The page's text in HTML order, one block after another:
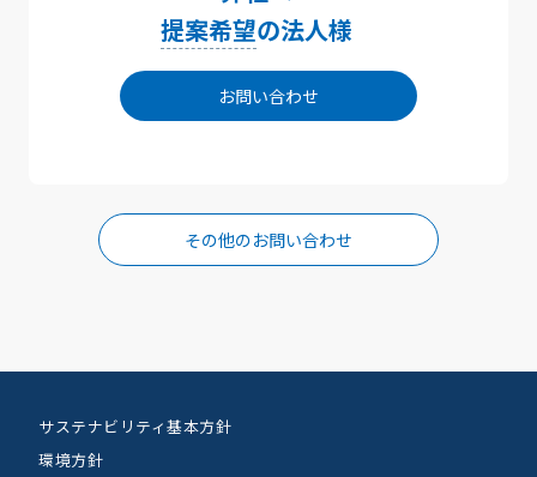
提案希望の法人様
お問い合わせ
その他のお問い合わせ
サステナビリティ基本方針
環境方針